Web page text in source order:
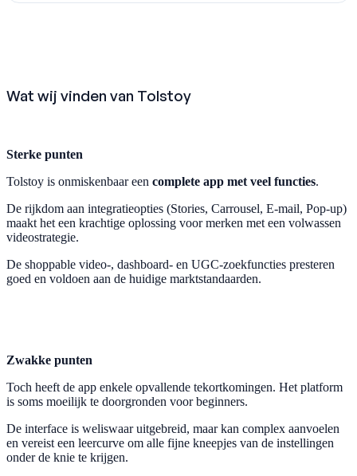
Wat wij vinden van Tolstoy
Sterke punten
Tolstoy is onmiskenbaar een complete app met veel functies.
De rijkdom aan integratieopties (Stories, Carrousel, E-mail, Pop-up)
maakt het een krachtige oplossing voor merken met een volwassen
videostrategie.
De shoppable video-, dashboard- en UGC-zoekfuncties presteren
goed en voldoen aan de huidige marktstandaarden.
Zwakke punten
Toch heeft de app enkele opvallende tekortkomingen. Het platform
is soms moeilijk te doorgronden voor beginners.
De interface is weliswaar uitgebreid, maar kan complex aanvoelen
en vereist een leercurve om alle fijne kneepjes van de instellingen
onder de knie te krijgen.